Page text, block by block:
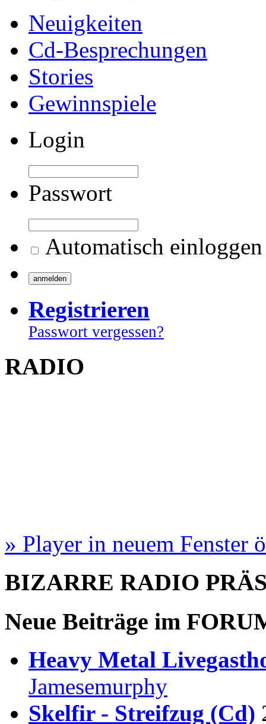
Neuigkeiten
Cd-Besprechungen
Stories
Gewinnspiele
Login
Passwort
Automatisch einloggen
Registrieren
Passwort vergessen?
RADIO
» Player in neuem Fenster
BIZARRE RADIO
Neue Beiträge im
Heavy Metal
Jamesemurphy
Skelfir - Streifzug (Cd)